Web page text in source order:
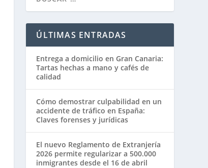
ÚLTIMAS ENTRADAS
Entrega a domicilio en Gran Canaria:
Tartas hechas a mano y cafés de
calidad
Cómo demostrar culpabilidad en un
accidente de tráfico en España:
Claves forenses y jurídicas
El nuevo Reglamento de Extranjería
2026 permite regularizar a 500.000
inmigrantes desde el 16 de abril